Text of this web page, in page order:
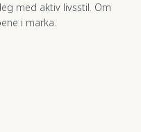
med aktiv livsstil. Om
i marka.